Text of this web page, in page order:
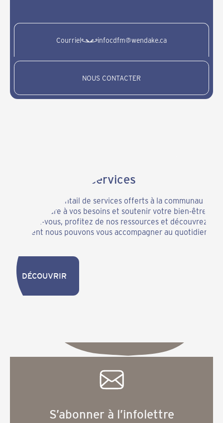
Courriel infocdfm@wendake.ca
NOUS CONTACTER
Découvrir nos services
Parcourez l’éventail de services offerts à la communauté
pour répondre à vos besoins et soutenir votre bien-être.
Informez-vous, profitez de nos ressources et découvrez
comment nous pouvons vous accompagner au quotidien.
DÉCOUVRIR
DÉCOUVRIR
S’abonner à l’infolettre